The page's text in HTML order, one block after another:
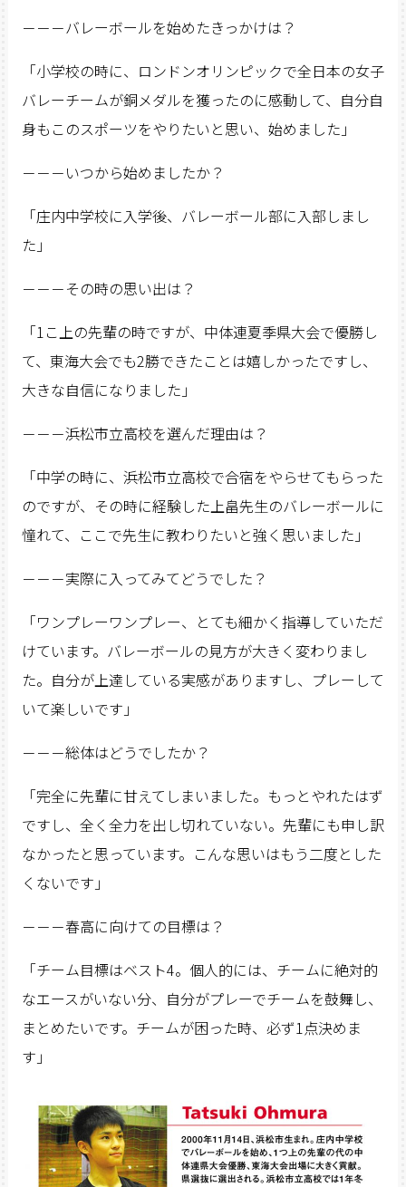
－－－バレーボールを始めたきっかけは？
「小学校の時に、ロンドンオリンピックで全日本の女子
バレーチームが銅メダルを獲ったのに感動して、自分自
身もこのスポーツをやりたいと思い、始めました」
－－－いつから始めましたか？
「庄内中学校に入学後、バレーボール部に入部しまし
た」
－－－その時の思い出は？
「1こ上の先輩の時ですが、中体連夏季県大会で優勝し
て、東海大会でも2勝できたことは嬉しかったですし、
大きな自信になりました」
－－－浜松市立高校を選んだ理由は？
「中学の時に、浜松市立高校で合宿をやらせてもらった
のですが、その時に経験した上畠先生のバレーボールに
憧れて、ここで先生に教わりたいと強く思いました」
－－－実際に入ってみてどうでした？
「ワンプレーワンプレー、とても細かく指導していただ
けています。バレーボールの見方が大きく変わりまし
た。自分が上達している実感がありますし、プレーして
いて楽しいです」
－－－総体はどうでしたか？
「完全に先輩に甘えてしまいました。もっとやれたはず
ですし、全く全力を出し切れていない。先輩にも申し訳
なかったと思っています。こんな思いはもう二度とした
くないです」
－－－春高に向けての目標は？
「チーム目標はベスト4。個人的には、チームに絶対的
なエースがいない分、自分がプレーでチームを鼓舞し、
まとめたいです。チームが困った時、必ず1点決めま
す」